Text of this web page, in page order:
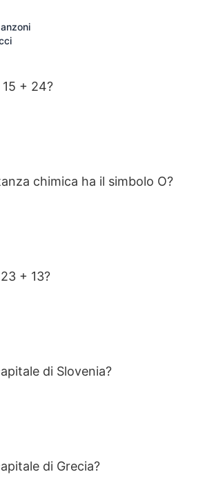
+ 24?
chimica ha il simbolo O?
+ 13?
di Slovenia?
di Grecia?